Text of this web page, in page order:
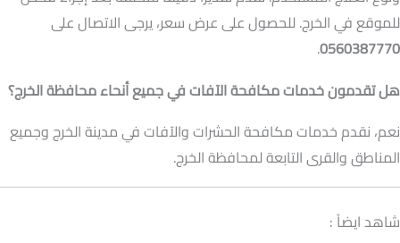
للموقع في الخرج. للحصول على عرض سعر، يرجى الاتصال على
0560387770
.
هل تقدمون خدمات مكافحة الآفات في جميع أنحاء محافظة الخرج؟
نعم، نقدم خدمات مكافحة الحشرات والآفات في مدينة الخرج وجميع
المناطق والقرى التابعة لمحافظة الخرج.
شاهد ايضاً :